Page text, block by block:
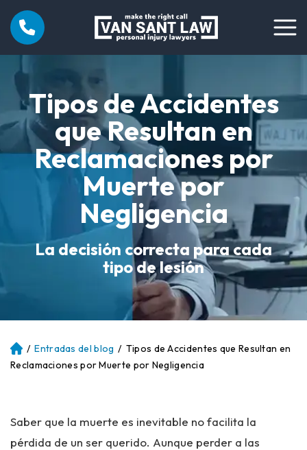
Tipos de Accidentes
que Resultan en
Reclamaciones por
Muerte por
Negligencia
La decisión correcta para cada
tipo de lesión
Ini
ci
/ Entradas del blog / Tipos de Accidentes que Resultan en
Reclamaciones por Muerte por Negligencia
Saber que la muerte es inevitable no facilita la
pérdida de un ser querido. Aunque perder a las